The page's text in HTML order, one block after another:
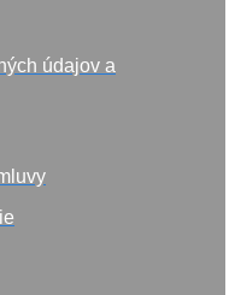
údajov a